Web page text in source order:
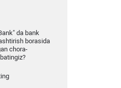
da bank
borasida
chora-